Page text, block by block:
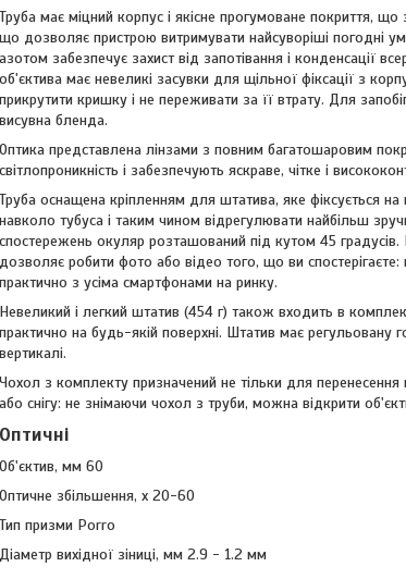
Труба має міцний корпус і якісне прогумоване покриття, що
що дозволяє пристрою витримувати найсуворіші погодні
азотом забезпечує захист від запотівання і конденсації
об'єктива має невеликі засувки для щільної фіксації з
прикрутити кришку і не переживати за її втрату. Для
висувна бленда.
Оптика представлена лінзами з повним багатошаровим
світлопроникність і забезпечують яскраве, чітке і
Труба оснащена кріпленням для штатива, яке фіксується
навколо тубуса і таким чином відрегулювати найбільш
спостережень окуляр розташований під кутом 45
дозволяє робити фото або відео того, що ви спостерігаєте:
практично з усіма смартфонами на ринку.
Невеликий і легкий штатив (454 г) також входить в
практично на будь-якій поверхні. Штатив має регульовану
вертикалі.
Чохол з комплекту призначений не тільки для
або снігу: не знімаючи чохол з труби, можна відкрити
Оптичні
Об'єктив, мм 60
Оптичне збільшення, x 20-60
Тип призми Porro
Діаметр вихідної зіниці, мм 2.9 - 1.2 мм